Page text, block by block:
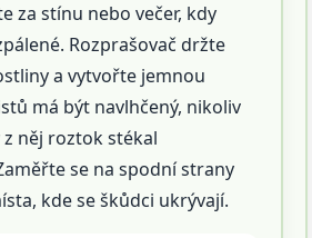
za stínu nebo večer, kdy
Rozprašovač držte
a vytvořte jemnou
má být navlhčený, nikoliv
něj roztok stékal
se na spodní strany
kde se škůdci ukrývají.